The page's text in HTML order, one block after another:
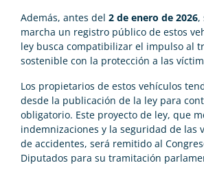
Además, antes del 2 de enero de 2026,
marcha un registro público de estos
ley busca compatibilizar el impulso al
sostenible con la protección a las
Los propietarios de estos vehículos
desde la publicación de la ley para
obligatorio. Este proyecto de ley, que
indemnizaciones y la seguridad de las
de accidentes, será remitido al
Diputados para su tramitación